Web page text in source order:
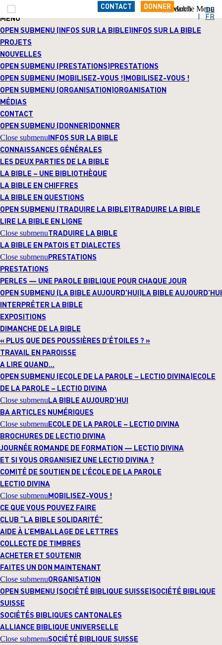
Close submenu
INFOS SUR LA BIBLE
MENU
OPEN SUBMENU (INFOS SUR LA BIBLE)INFOS SUR LA BIBLE
PROJETS
NOUVELLES
OPEN SUBMENU (PRESTATIONS)PRESTATIONS
OPEN SUBMENU (MOBILISEZ-VOUS !)MOBILISEZ-VOUS !
OPEN SUBMENU (ORGANISATION)ORGANISATION
MÉDIAS
CONTACT
OPEN SUBMENU (DONNER)DONNER
Close submenuINFOS SUR LA BIBLE
CONNAISSANCES GÉNÉRALES
LES DEUX PARTIES DE LA BIBLE
LA BIBLE – UNE BIBLIOTHÈQUE
LA BIBLE EN CHIFFRES
LA BIBLE EN QUESTIONS
OPEN SUBMENU (TRADUIRE LA BIBLE)TRADUIRE LA BIBLE
LIRE LA BIBLE EN LIGNE
Close submenuTRADUIRE LA BIBLE
LA BIBLE EN PATOIS ET DIALECTES
Close submenuPRESTATIONS
PRESTATIONS
PERLES — UNE PAROLE BIBLIQUE POUR CHAQUE JOUR
OPEN SUBMENU (LA BIBLE AUJOURD’HUI)LA BIBLE AUJOURD’HUI
INTERPRÉTER LA BIBLE
EXPOSITIONS
DIMANCHE DE LA BIBLE
« PLUS QUE DES POUSSIÈRES D’ÉTOILES ? »
TRAVAIL EN PAROISSE
A LIRE QUAND…
OPEN SUBMENU (ECOLE DE LA PAROLE – LECTIO DIVINA)ECOLE
DE LA PAROLE – LECTIO DIVINA
Close submenuLA BIBLE AUJOURD’HUI
BA ARTICLES NUMÉRIQUES
Close submenuECOLE DE LA PAROLE – LECTIO DIVINA
BROCHURES DE LECTIO DIVINA
JOURNÉE ROMANDE DE FORMATION — LECTIO DIVINA
ET SI VOUS ORGANISIEZ UNE LECTIO DIVINA ?
COMITÉ DE SOUTIEN DE L’ÉCOLE DE LA PAROLE
LECTIO DIVINA
Close submenuMOBILISEZ-VOUS !
CE QUE VOUS POUVEZ FAIRE
CLUB “LA BIBLE SOLIDARITÉ”
AIDE À L’EMBALLAGE DE LETTRES
COLLECTE DE TIMBRES
ACHETER ET SOUTENIR
FAITES UN DON MAINTENANT
Close submenuORGANISATION
OPEN SUBMENU (SOCIÉTÉ BIBLIQUE SUISSE)SOCIÉTÉ BIBLIQUE
SUISSE
SOCIÉTÉS BIBLIQUES CANTONALES
ALLIANCE BIBLIQUE UNIVERSELLE
Close submenuSOCIÉTÉ BIBLIQUE SUISSE
DE
FR
CONTACT DONNER